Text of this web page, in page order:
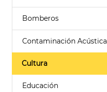
Bomberos
Contaminación Acústica
Cultura
Educación